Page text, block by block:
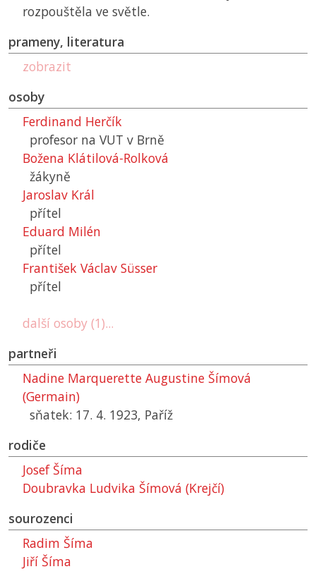
rozpouštěla ve světle.
prameny, literatura
zobrazit
osoby
Ferdinand Herčík
profesor na VUT v Brně
Božena Klátilová-Rolková
žákyně
Jaroslav Král
přítel
Eduard Milén
přítel
František Václav Süsser
přítel
další osoby (1)...
partneři
Nadine Marquerette Augustine Šímová
(Germain)
sňatek: 17. 4. 1923, Paříž
rodiče
Josef Šíma
Doubravka Ludvika Šímová (Krejčí)
sourozenci
Radim Šíma
Jiří Šíma